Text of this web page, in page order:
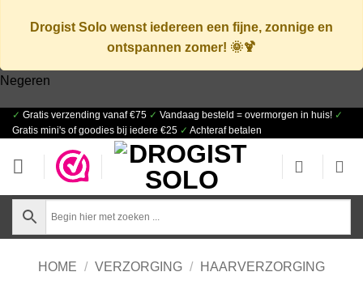
Drogist Solo wenst iedereen een fijne, zonnige en
ontspannen zomer! 🌞🍹
Negeren
Ga
naar
inhoud
✓ Gratis verzending vanaf €75 ✓ Vandaag besteld = overmorgen in huis! ✓
Gratis mini's of goodies bij iedere €25 ✓ Achteraf betalen
HOME / VERZORGING / HAARVERZORGING